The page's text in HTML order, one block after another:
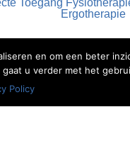
en om een beter
u verder met het
Policy